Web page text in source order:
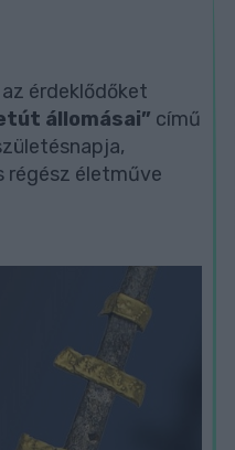
érdeklődőket
állomásai” című
régész életműve